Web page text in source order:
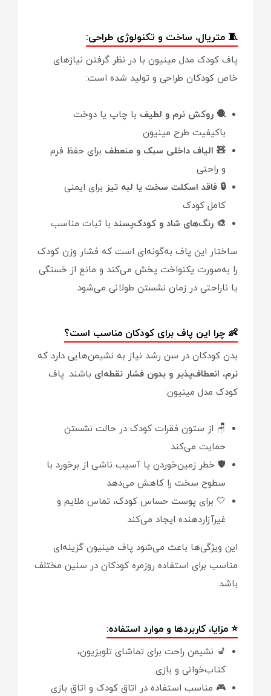
🧵 متریال، ساخت و تکنولوژی طراحی:
پاف کودک مدل مینیون با در نظر گرفتن نیازهای
خاص کودکان طراحی و تولید شده است:
🧶 روکش نرم و لطیف با چاپ یا دوخت
باکیفیت طرح مینیون
🧸 الیاف داخلی سبک و منعطف برای حفظ فرم
و راحتی
🔒 فاقد اسکلت سخت یا لبه تیز برای ایمنی
کامل کودک
🎨 رنگ‌های شاد و کودک‌پسند با ثبات مناسب
ساختار این پاف به‌گونه‌ای است که فشار وزن کودک
را به‌صورت یکنواخت پخش می‌کند و مانع از خستگی
یا ناراحتی در زمان نشستن طولانی می‌شود.
👶 چرا این پاف برای کودکان مناسب است؟
بدن کودکان در سن رشد نیاز به نشیمن‌هایی دارد که
نرم، انعطاف‌پذیر و بدون فشار نقطه‌ای باشند. پاف
کودک مدل مینیون:
🪑 از ستون فقرات کودک در حالت نشستن
حمایت می‌کند
🛡️ خطر زمین‌خوردن یا آسیب ناشی از برخورد با
سطوح سخت را کاهش می‌دهد
🤍 برای پوست حساس کودک، تماس ملایم و
غیرآزاردهنده ایجاد می‌کند
این ویژگی‌ها باعث می‌شود پاف مینیون گزینه‌ای
مناسب برای استفاده روزمره کودکان در سنین مختلف
باشد.
⭐ مزایا، کاربردها و موارد استفاده:
💺 نشیمن راحت برای تماشای تلویزیون،
کتاب‌خوانی و بازی
🎮 مناسب استفاده در اتاق کودک و اتاق بازی